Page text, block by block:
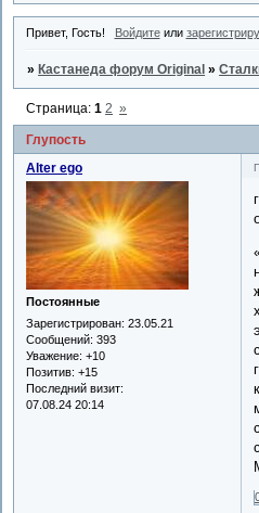
Привет, Гость! Войдитеили
» Кастанеда форум Original »
Глупость
Страница:1 2 »
Alter ego
Постоянные
Зарегистрирован: 23.05.21
Сообщений: 393
Уважение: +10
Позитив: +15
Последний визит:
07.08.24 20:14